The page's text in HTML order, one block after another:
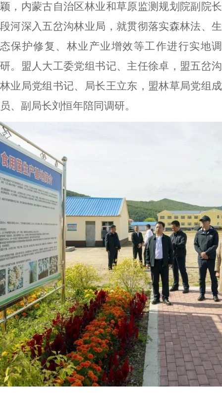
颖，内蒙古自治区林业和草原监测规划院副院长
段河深入五岔沟林业局，就贯彻落实森林法、生
态保护修复、林业产业增效等工作进行实地调
研。盟人大工委党组书记、主任徐卓，盟五岔沟
林业局党组书记、局长王立东，盟林草局党组成
员、副局长刘恒年陪同调研。